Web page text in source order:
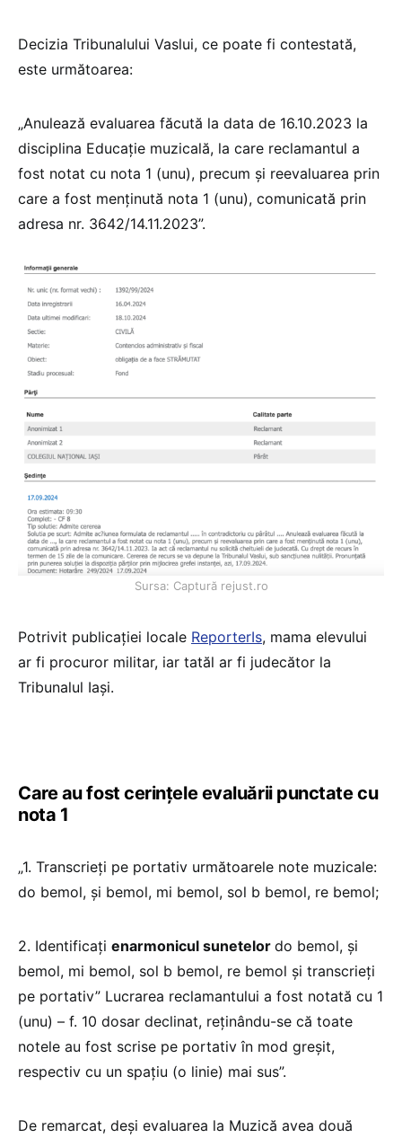
Decizia Tribunalului Vaslui, ce poate fi contestată,
este următoarea:
„Anulează evaluarea făcută la data de 16.10.2023 la
disciplina Educaţie muzicală, la care reclamantul a
fost notat cu nota 1 (unu), precum şi reevaluarea prin
care a fost menţinută nota 1 (unu), comunicată prin
adresa nr. 3642/14.11.2023”.
Sursa: Captură rejust.ro
Potrivit publicației locale ReporterIs, mama elevului
ar fi procuror militar, iar tatăl ar fi judecător la
Tribunalul Iași.
Care au fost cerințele evaluării punctate cu
nota 1
„1. Transcrieți pe portativ următoarele note muzicale:
do bemol, şi bemol, mi bemol, sol b bemol, re bemol;
2. Identificați enarmonicul sunetelor do bemol, şi
bemol, mi bemol, sol b bemol, re bemol şi transcrieți
pe portativ” Lucrarea reclamantului a fost notată cu 1
(unu) – f. 10 dosar declinat, reţinându-se că toate
notele au fost scrise pe portativ în mod greşit,
respectiv cu un spaţiu (o linie) mai sus”.
De remarcat, deși evaluarea la Muzică avea două